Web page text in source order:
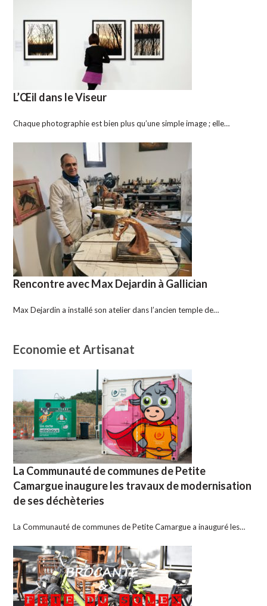
L’Œil dans le Viseur
Chaque photographie est bien plus qu’une simple image ; elle…
Rencontre avec Max Dejardin à Gallician
Max Dejardin a installé son atelier dans l’ancien temple de…
Economie et Artisanat
La Communauté de communes de Petite
Camargue inaugure les travaux de modernisation
de ses déchèteries
La Communauté de communes de Petite Camargue a inauguré les…